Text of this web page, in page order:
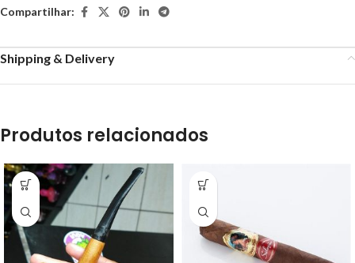
Compartilhar:
Shipping & Delivery
Produtos relacionados